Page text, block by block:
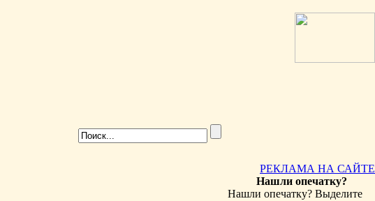
РЕКЛАМА НА САЙТЕ
Нашли опечатку?
Нашли опечатку? Выделите